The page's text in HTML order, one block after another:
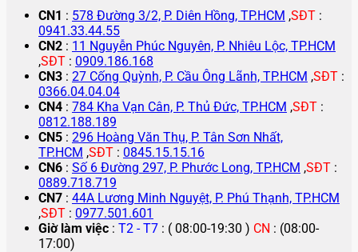
CN1 : 578 Đường 3/2, P. Diên Hồng, TP.HCM ,SĐT :
0941.33.44.55
CN2 : 11 Nguyễn Phúc Nguyên, P. Nhiêu Lộc, TP.HCM
,SĐT : 0909.186.168
CN3 : 27 Cống Quỳnh, P. Cầu Ông Lãnh, TP.HCM ,SĐT :
0366.04.04.04
CN4 : 784 Kha Vạn Cân, P. Thủ Đức, TP.HCM ,SĐT :
0812.188.189
CN5 : 296 Hoàng Văn Thụ, P. Tân Sơn Nhất,
TP.HCM ,SĐT : 0845.15.15.16
CN6 : Số 6 Đường 297, P. Phước Long, TP.HCM ,SĐT :
0889.718.719
CN7 : 44A Lương Minh Nguyệt, P. Phú Thạnh, TP.HCM
,SĐT : 0977.501.601
Giờ làm việc : T2 - T7 : ( 08:00-19:30 ) CN : (08:00-
17:00)